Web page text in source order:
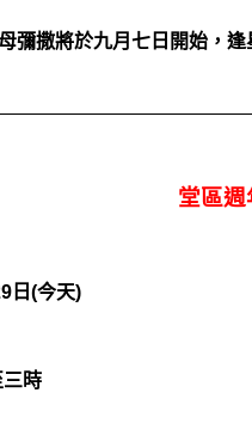
彌撒將於九月七日開始，
年大
日(今天)
三時